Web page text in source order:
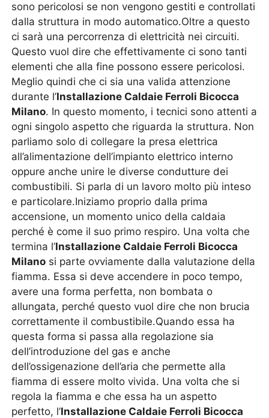
sono pericolosi se non vengono gestiti e controllati
dalla struttura in modo automatico.Oltre a questo
ci sarà una percorrenza di elettricità nei circuiti.
Questo vuol dire che effettivamente ci sono tanti
elementi che alla fine possono essere pericolosi.
Meglio quindi che ci sia una valida attenzione
durante l’Installazione Caldaie Ferroli Bicocca
Milano. In questo momento, i tecnici sono attenti a
ogni singolo aspetto che riguarda la struttura. Non
parliamo solo di collegare la presa elettrica
all’alimentazione dell’impianto elettrico interno
oppure anche unire le diverse condutture dei
combustibili. Si parla di un lavoro molto più inteso
e particolare.Iniziamo proprio dalla prima
accensione, un momento unico della caldaia
perché è come il suo primo respiro. Una volta che
termina l’Installazione Caldaie Ferroli Bicocca
Milano si parte ovviamente dalla valutazione della
fiamma. Essa si deve accendere in poco tempo,
avere una forma perfetta, non bombata o
allungata, perché questo vuol dire che non brucia
correttamente il combustibile.Quando essa ha
questa forma si passa alla regolazione sia
dell’introduzione del gas e anche
dell’ossigenazione dell’aria che permette alla
fiamma di essere molto vivida. Una volta che si
regola la fiamma e che essa ha un aspetto
perfetto, l’Installazione Caldaie Ferroli Bicocca